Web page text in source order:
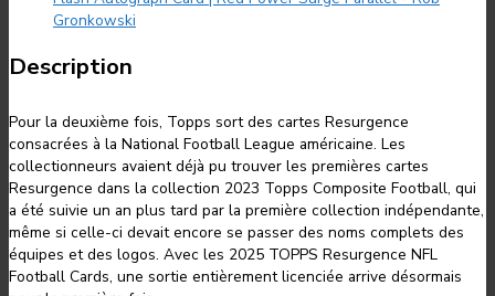
Description
Pour la deuxième fois, Topps sort des cartes Resurgence
consacrées à la National Football League américaine. Les
collectionneurs avaient déjà pu trouver les premières cartes
Resurgence dans la collection 2023 Topps Composite Football, qui
a été suivie un an plus tard par la première collection indépendante,
même si celle-ci devait encore se passer des noms complets des
équipes et des logos. Avec les 2025 TOPPS Resurgence NFL
Football Cards, une sortie entièrement licenciée arrive désormais